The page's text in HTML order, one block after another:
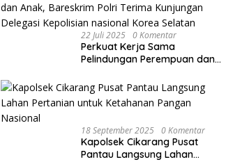
22 Juli 2025 0 Komentar
Perkuat Kerja Sama
Pelindungan Perempuan dan
Kunjungan Delegasi Kepolisian
nasional Korea Selatan
18 September 2025 0 Komentar
Kapolsek Cikarang Pusat
Pantau Langsung Lahan